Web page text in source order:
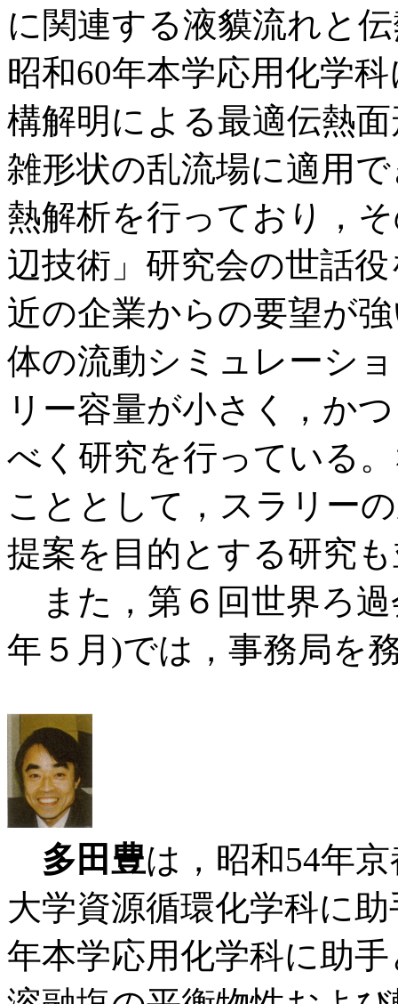
に関連する液貘流れと
昭和60年本学応用化学
構解明による最適伝熱
雑形状の乱流場に適用
熱解析を行っており，
辺技術」研究会の世話
近の企業からの要望が
体の流動シミュレーシ
リー容量が小さく，か
べく研究を行っている
こととして，スラリー
提案を目的とする研究
また，第６回世界ろ過
年５月)では，事務局を
多田豊は，昭和54年
大学資源循環化学科に
年本学応用化学科に助